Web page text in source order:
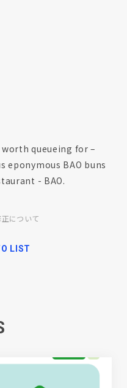
queueing for –
eponymous BAO buns
- BAO.
について
LIST